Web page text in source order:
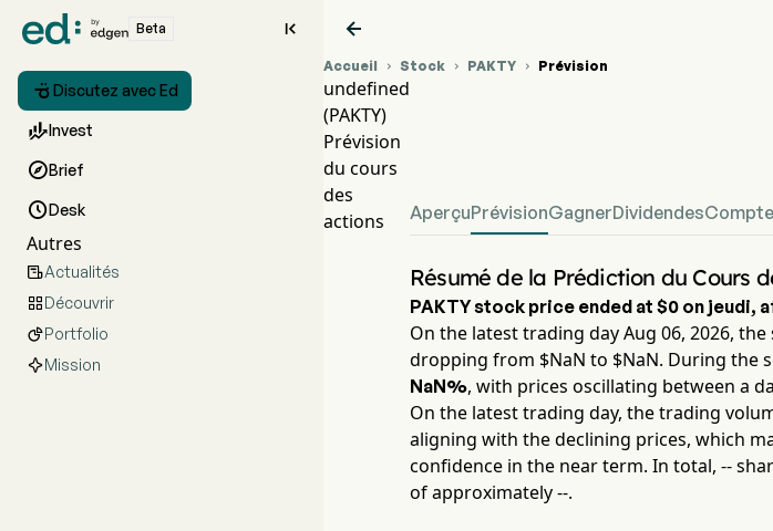
Beta 
 Discutez avec Ed
Invest
Brief
Desk
Autres
Actualités
Découvrir
Portfolio
Mission

Accueil  Stock  PAKTY  Prévision
undefined
(PAKTY)
Prévision
du cours
des
actions
AperçuPrévisionGagnerDividendes
Résumé de la Prédiction du Cours
PAKTYstock price ended at $0 on jeudi,
On the latest trading dayAug 06, 2026, the
dropping from $NaN to $NaN. During the
NaN%, with prices oscillating between a
On the latest trading day, the trading
aligning with the declining prices, which
confidence in the near term. In total, --
of approximately--.